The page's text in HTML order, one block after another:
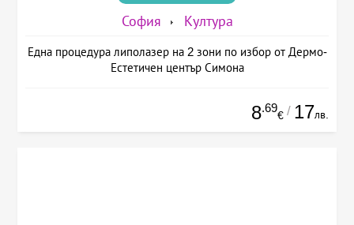
София Култура
Една процедура липолазер на 2 зони по избор от Дермо-
Естетичен център Симона
8.69
€ / 17лв.